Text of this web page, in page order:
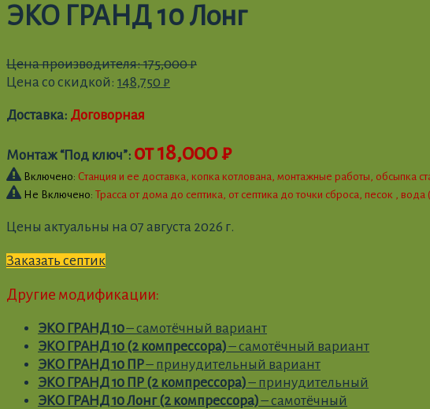
ЭКО ГРАНД 10 Лонг
Цена производителя:175,000₽
Цена со скидкой: 148,750 ₽
Доставка: Договорная
Монтаж “Под ключ”: от 18,000 ₽
Включено: Станция и ее доставка, копка котлована, монтажные работы, обсыпка
Не Включено: Трасса от дома до септика, от септика до точки сброса, песок ,
Цены актуальны на 07 августа 2026 г.
Заказать септик
Другие модификации:
ЭКО ГРАНД 10– самотёчный вариант
ЭКО ГРАНД 10 (2 компрессора)– самотёчный вариант
ЭКО ГРАНД 10 ПР– принудительный вариант
ЭКО ГРАНД 10 ПР (2 компрессора)– принудительный
ЭКО ГРАНД 10 Лонг (2 компрессора)– самотёчный